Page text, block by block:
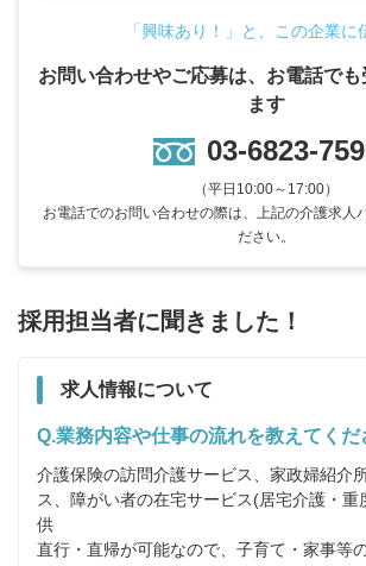
「興味あり！」と、この企業に
お問い合わせやご応募は、お電話でも
ます
03-6823-
（平日10:00～17:00）
お電話でのお問い合わせの際は、上記の介護求人
ださい。
採用担当者に聞きました！
求人情報について
Q.業務内容や仕事の流れを教えてくだ
介護保険の訪問介護サービス、家政婦紹介
ス、障がい者の在宅サービス(居宅介護・重
供
直行・直帰が可能なので、子育て・家事等